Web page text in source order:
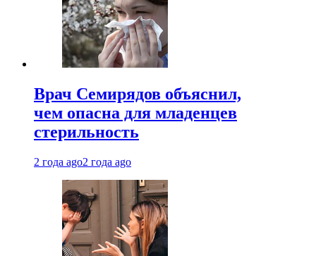
Врач Семирядов объяснил,
чем опасна для младенцев
стерильность
2 года ago2 года ago